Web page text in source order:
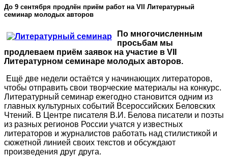
До 9 сентября продлён приём работ на VII Литературный
семинар молодых авторов
По многочисленным
просьбам мы
продлеваем приём заявок на участие в VII
Литературном семинаре молодых авторов.
Ещё две недели остаётся у начинающих литераторов,
чтобы отправить свои творческие материалы на конкурс.
Литературный семинар ежегодно становится одним из
главных культурных событий Всероссийских Беловских
Чтений. В Центре писателя В.И. Белова писатели и поэты
из разных регионов России учатся у известных
литераторов и журналистов работать над стилистикой и
сюжетной линией своих текстов и обсуждают
произведения друг друга.